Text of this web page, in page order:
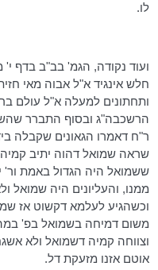
לו.
ועוד נקודה, הגמ' בב"ב בדף
חלשאינגיד א"לאבוה מאי
ותחתונים למעלה א"ל עולם
הרשכבה"ג ובסוף התברר
ר"חדאמרו הגאונים שקבלה
שראה שמואלדהוה יתיב קמיה
ששמואל היה הגדול באמת ור'
ממנו, והעליונים היה שמואל
וכשהגיע לעלמאדקשוט אז
משוםדמיחה בשמואל בפ'
וצווחה קמיה דשמואל ולא
אוטם אזנו מזעקת דל.